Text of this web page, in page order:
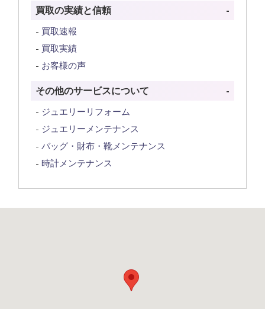
買取の実績と信頼
買取速報
買取実績
お客様の声
その他のサービスについて
ジュエリーリフォーム
ジュエリーメンテナンス
バッグ・財布・靴メンテナンス
時計メンテナンス